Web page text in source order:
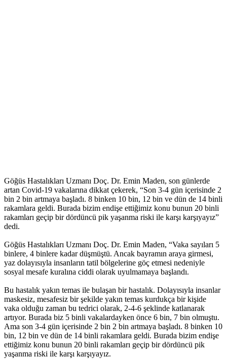
Göğüs Hastalıkları Uzmanı Doç. Dr. Emin Maden, son günlerde
artan Covid-19 vakalarına dikkat çekerek, “Son 3-4 gün içerisinde 2
bin 2 bin artmaya başladı. 8 binken 10 bin, 12 bin ve dün de 14 binli
rakamlara geldi. Burada bizim endişe ettiğimiz konu bunun 20 binli
rakamları geçip bir dördüncü pik yaşanma riski ile karşı karşıyayız”
dedi.
Göğüs Hastalıkları Uzmanı Doç. Dr. Emin Maden, “Vaka sayıları 5
binlere, 4 binlere kadar düşmüştü. Ancak bayramın araya girmesi,
yaz dolayısıyla insanların tatil bölgelerine göç etmesi nedeniyle
sosyal mesafe kuralına ciddi olarak uyulmamaya başlandı.
Bu hastalık yakın temas ile bulaşan bir hastalık. Dolayısıyla insanlar
maskesiz, mesafesiz bir şekilde yakın temas kurdukça bir kişide
vaka olduğu zaman bu tedrici olarak, 2-4-6 şeklinde katlanarak
artıyor. Burada biz 5 binli vakalardayken önce 6 bin, 7 bin olmuştu.
Ama son 3-4 gün içerisinde 2 bin 2 bin artmaya başladı. 8 binken 10
bin, 12 bin ve dün de 14 binli rakamlara geldi. Burada bizim endişe
ettiğimiz konu bunun 20 binli rakamları geçip bir dördüncü pik
yaşanma riski ile karşı karşıyayız.